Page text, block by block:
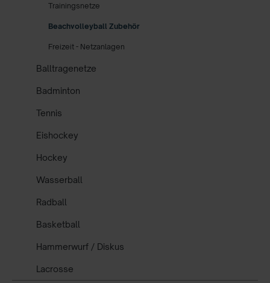
Trainingsnetze
Beachvolleyball Zubehör
Freizeit - Netzanlagen
Balltragenetze
Badminton
Tennis
Eishockey
Hockey
Wasserball
Radball
Basketball
Hammerwurf / Diskus
Lacrosse